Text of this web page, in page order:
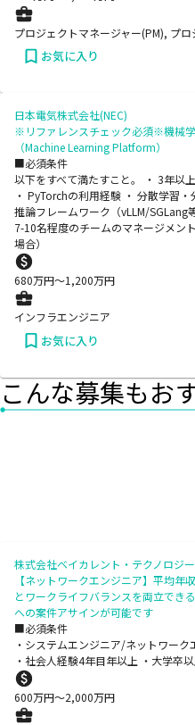
プロジェクトマネージャー(PM), プ
お気に入り
日本電気株式会社(NEC)
※リファレンスチェック必須※機械
（Machine Learning Platform）
■必須条件
以下をすべて満たすこと。 ・ 3年以
・ PyTorchの利用経験 ・ 分散学習
推論フレームワーク（vLLM/SGLang
7-10名程度のチームのマネージメン
場合）
680万円〜1,200万円
インフラエンジニア
お気に入り
こんな募集もお
株式会社ベイカレント・テクノロジー
【ネットワークエンジニア】平均
とワークライフバランスを両立でき
への案件アサインが可能です
■必須条件
・システムエンジニア/ネットワー
・社会人経験4年目年以上 ・大学卒
600万円〜2,000万円